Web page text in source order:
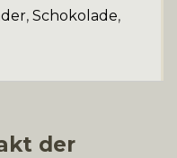
, Schokolade,
der